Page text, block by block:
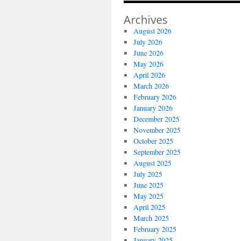
Archives
August 2026
July 2026
June 2026
May 2026
April 2026
March 2026
February 2026
January 2026
December 2025
November 2025
October 2025
September 2025
August 2025
July 2025
June 2025
May 2025
April 2025
March 2025
February 2025